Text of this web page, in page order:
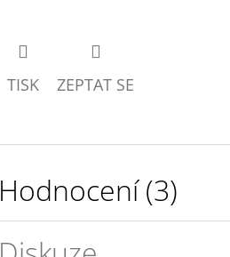
TISK ZEPTAT SE
Hodnocení (3)